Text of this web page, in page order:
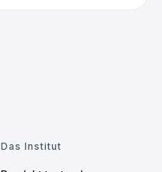
Das Institut